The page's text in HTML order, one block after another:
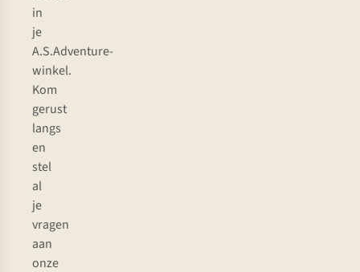
in
je
A.S.Adventure-
winkel.
Kom
gerust
langs
en
stel
al
je
vragen
aan
onze